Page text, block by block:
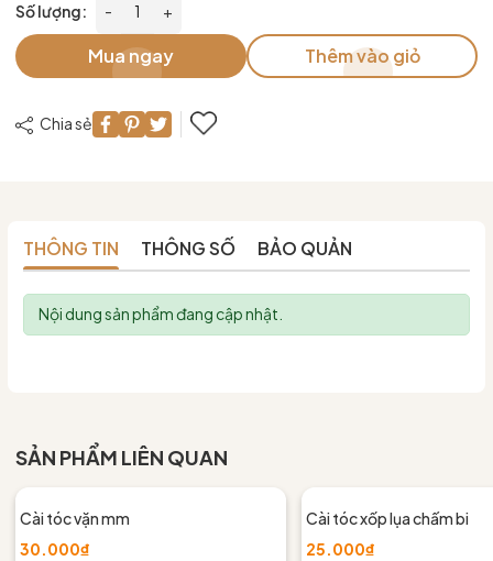
Số lượng: - +
Mua ngay Thêm vào giỏ
Chia sẻ
THÔNG TIN THÔNG SỐ BẢO QUẢN
Nội dung sản phẩm đang cập nhật.
SẢN PHẨM LIÊN QUAN
Cài tóc vặn mm
30.000₫
Cài tóc xốp lụa chấm bi
25.000₫